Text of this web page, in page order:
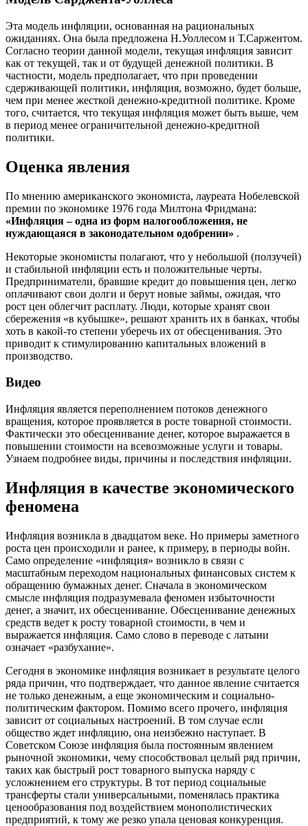
Эта модель инфляции, основанная на рациональных
ожиданиях. Она была предложена Н.Уоллесом и Т.Саржентом.
Согласно теории данной модели, текущая инфляция зависит
как от текущей, так и от будущей денежной политики. В
частности, модель предполагает, что при проведении
сдерживающей политики, инфляция, возможно, будет больше,
чем при менее жесткой денежно-кредитной политике. Кроме
того, считается, что текущая инфляция может быть выше, чем
в период менее ограничительной денежно-кредитной
политики.
Оценка явления
По мнению американского экономиста, лауреата Нобелевской
премии по экономике 1976 года Милтона Фридмана:
«Инфляция – одна из форм налогообложения, не
нуждающаяся в законодательном одобрении» .
Некоторые экономисты полагают, что у небольшой (ползучей)
и стабильной инфляции есть и положительные черты.
Предприниматели, бравшие кредит до повышения цен, легко
оплачивают свои долги и берут новые займы, ожидая, что
рост цен облегчит расплату. Люди, которые хранят свои
сбережения «в кубышке», решают хранить их в банках, чтобы
хоть в какой-то степени уберечь их от обесценивания. Это
приводит к стимулированию капитальных вложений в
производство.
Видео
Инфляция является переполнением потоков денежного
вращения, которое проявляется в росте товарной стоимости.
Фактически это обесценивание денег, которое выражается в
повышении стоимости на всевозможные услуги и товары.
Узнаем подробнее виды, причины и последствия инфляции.
Инфляция в качестве экономического
феномена
Инфляция возникла в двадцатом веке. Но примеры заметного
роста цен происходили и ранее, к примеру, в периоды войн.
Само определение «инфляция» возникло в связи с
масштабным переходом национальных финансовых систем к
обращению бумажных денег. Сначала в экономическом
смысле инфляция подразумевала феномен избыточности
денег, а значит, их обесценивание. Обесценивание денежных
средств ведет к росту товарной стоимости, в чем и
выражается инфляция. Само слово в переводе с латыни
означает «разбухание».
Сегодня в экономике инфляция возникает в результате целого
ряда причин, что подтверждает, что данное явление считается
не только денежным, а еще экономическим и социально-
политическим фактором. Помимо всего прочего, инфляция
зависит от социальных настроений. В том случае если
общество ждет инфляцию, она неизбежно наступает. В
Советском Союзе инфляция была постоянным явлением
рыночной экономики, чему способствовал целый ряд причин,
таких как быстрый рост товарного выпуска наряду с
усложнением его структуры. В тот период социальные
трансферты стали универсальными, поменялась практика
ценообразования под воздействием монополистических
предприятий, к тому же резко упала ценовая конкуренция.